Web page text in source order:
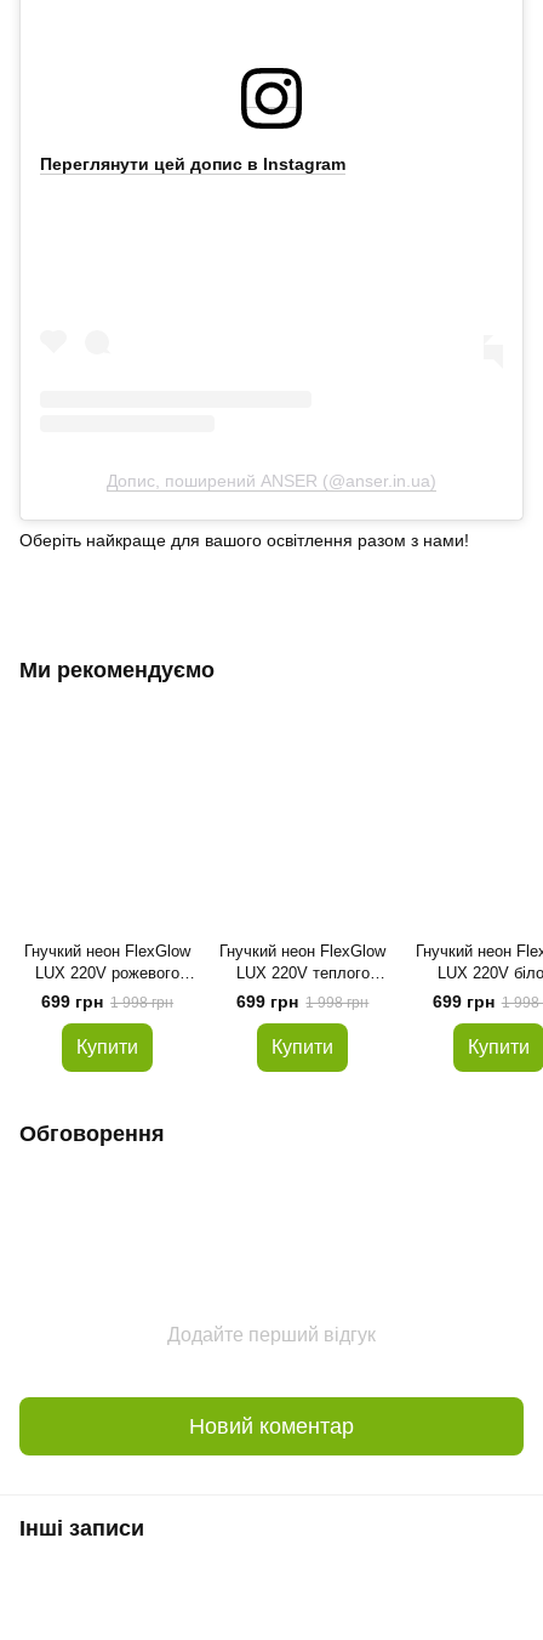
Переглянути цей допис в Instagram
Допис, поширений ANSER (@anser.in.ua)
Оберіть найкраще для вашого освітлення разом з нами!
Ми рекомендуємо
Гнучкий неон FlexGlow
LUX 220V рожевого
кольору 5 метрів
699 грн 1 998 грн
Купити
Гнучкий неон FlexGlow
LUX 220V теплого
білого кольору 5 метрів
699 грн 1 998 грн
Купити
Гнучкий неон
LUX 220V
кольору 5
699 грн 1 998
Купити
Обговорення
Додайте перший відгук
Новий коментар
Інші записи